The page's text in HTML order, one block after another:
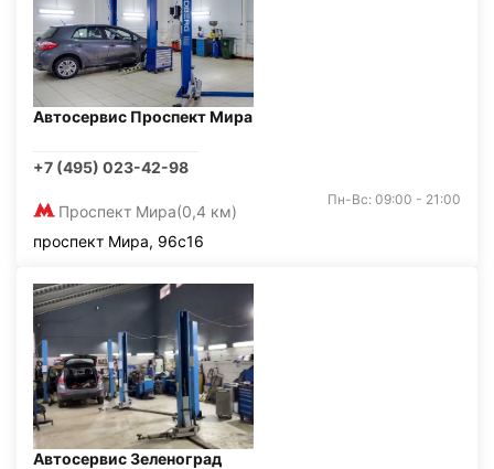
Автосервис Проспект Мира
+7 (495) 023-42-98
Проспект Мира(0,4 км)
Пн-Вс: 09:00 - 21:00
проспект Мира, 96с16
Автосервис Зеленоград